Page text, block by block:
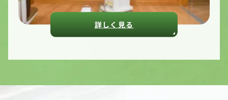
詳しく見る